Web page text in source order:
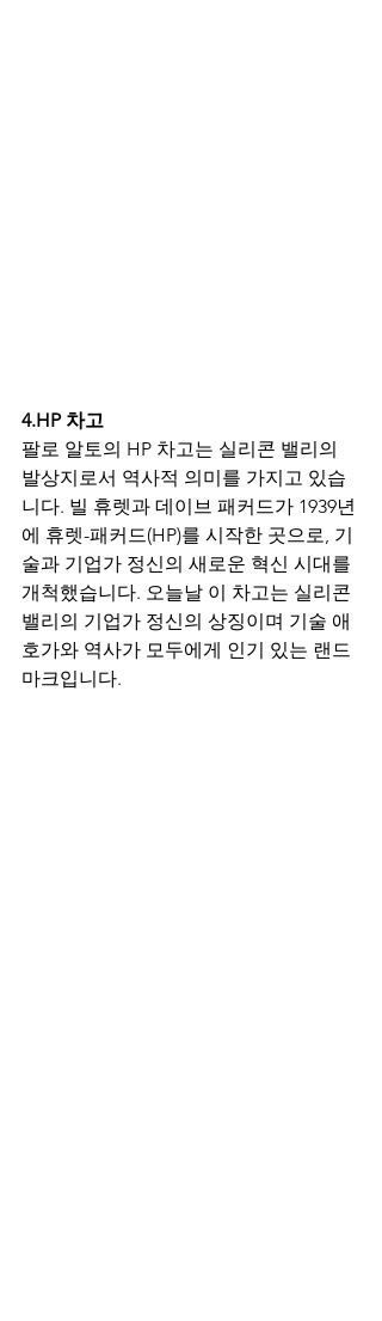
4.HP 차고
팔로 알토의 HP 차고는 실리콘 밸리의
발상지로서 역사적 의미를 가지고 있습
니다. 빌 휴렛과 데이브 패커드가 1939년
에 휴렛-패커드(HP)를 시작한 곳으로, 기
술과 기업가 정신의 새로운 혁신 시대를
개척했습니다. 오늘날 이 차고는 실리콘
밸리의 기업가 정신의 상징이며 기술 애
호가와 역사가 모두에게 인기 있는 랜드
마크입니다.